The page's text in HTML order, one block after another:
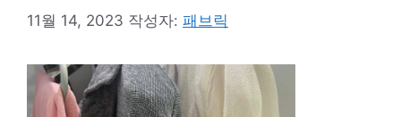
11월 14, 2023 작성자: 패브릭